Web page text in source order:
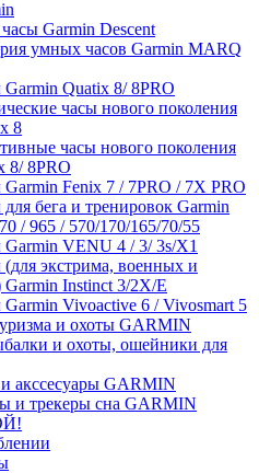
Garmin Descent
умных часов Garmin MARQ
Quatix 8/ 8PRO
часы нового поколения
8
часы нового поколения
8/ 8PRO
Fenix 7 / 7PRO / 7X PRO
бега и тренировок Garmin
/ 965 / 570/170/165/70/55
VENU 4 / 3/ 3s/X1
экстрима, военных и
Instinct 3/2X/E
Vivoactive 6 / Vivosmart 5
и охоты GARMIN
и охоты, ошейники для
акссесуары GARMIN
и трекеры сна GARMIN